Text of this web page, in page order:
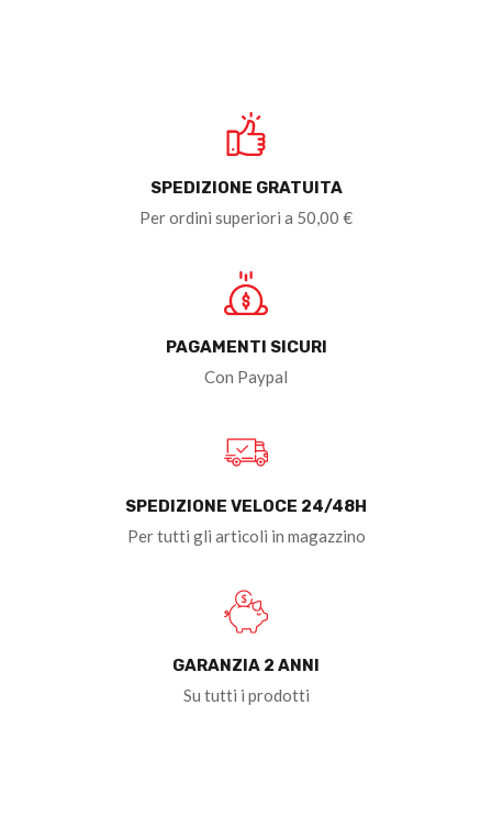
SPEDIZIONE GRATUITA
Per ordini superiori a 50,00 €
PAGAMENTI SICURI
Con Paypal
SPEDIZIONE VELOCE 24/48H
Per tutti gli articoli in magazzino
GARANZIA 2 ANNI
Su tutti i prodotti